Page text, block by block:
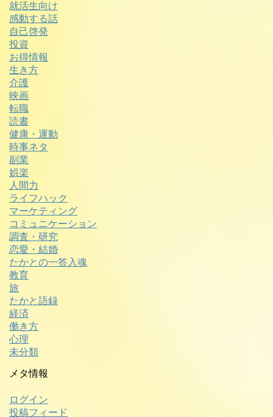
就活生向け
感動する話
自己啓発
投資
お得情報
生き方
介護
映画
転職
読書
健康・運動
時事ネタ
副業
娯楽
人間力
ライフハック
マーケティング
コミュニケーション
調査・研究
恋愛・結婚
たかとの一答入魂
教育
旅
たかと語録
経済
働き方
心理
未分類
メタ情報
ログイン
投稿フィード